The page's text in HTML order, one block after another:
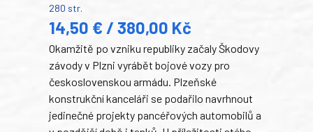
280 str.
14,50 € / 380,00 Kč
Okamžitě po vzniku republiky začaly Škodovy
závody v Plzni vyrábět bojové vozy pro
československou armádu. Plzeňské
konstrukční kanceláři se podařilo navrhnout
jedinečné projekty pancéřových automobilů a